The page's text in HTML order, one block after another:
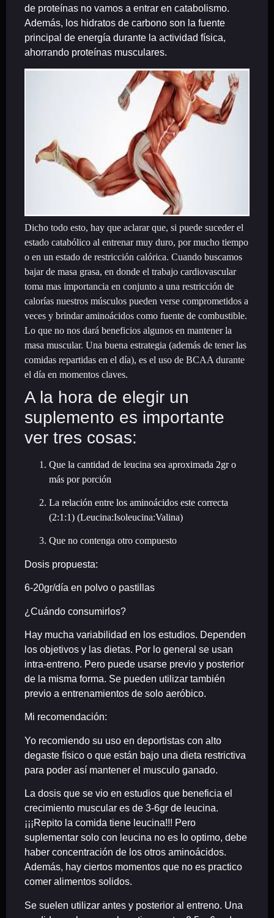
de proteínas no vamos a entrar en catabolismo.
Además, los hidratos de carbono son la fuente
principal de energía durante la actividad física,
ahorrando proteínas musculares.
Dicho todo esto, hay que aclarar que, si puede suceder el
estado catabólico al entrenar muy duro, por mucho tiempo
o en un estado de restricción calórica. Cuando buscamos
bajar de masa grasa, en donde el trabajo cardiovascular
toma mas importancia en conjunto a una restricción de
calorías nuestros músculos pueden verse comprometidos a
veces y brindar aminoácidos como fuente de combustible.
Lo que no nos dará beneficios algunos en mantener la
masa muscular. Una buena estrategia (además de tener las
comidas repartidas en el día), es el uso de BCAA durante
el día en momentos claves.
A la hora de elegir un
suplemento es importante
ver tres cosas:
Que la cantidad de leucina sea aproximada 2gr o
más por porción
La relación entre los aminoácidos este correcta
(2:1:1) (Leucina:Isoleucina:Valina)
Que no contenga otro compuesto
Dosis propuesta:
6-20gr/día en polvo o pastillas
¿Cuándo consumirlos?
Hay mucha variabilidad en los estudios. Dependen
los objetivos y las dietas. Por lo general se usan
intra-entreno. Pero puede usarse previo y posterior
de la misma forma. Se pueden utilizar también
previo a entrenamientos de solo aeróbico.
Mi recomendación:
Yo recomiendo su uso en deportistas con alto
degaste físico o que están bajo una dieta restrictiva
para poder así mantener el musculo ganado.
La dosis que se vio en estudios que beneficia el
crecimiento muscular es de 3-6gr de leucina.
¡¡¡Repito la comida tiene leucina!!! Pero
suplementar solo con leucina no es lo optimo, debe
haber concentración de los otros aminoácidos.
Además, hay ciertos momentos que no es practico
comer alimentos solidos.
Se suelen utilizar antes y posterior al entreno. Una